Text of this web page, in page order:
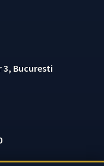
3, Bucuresti